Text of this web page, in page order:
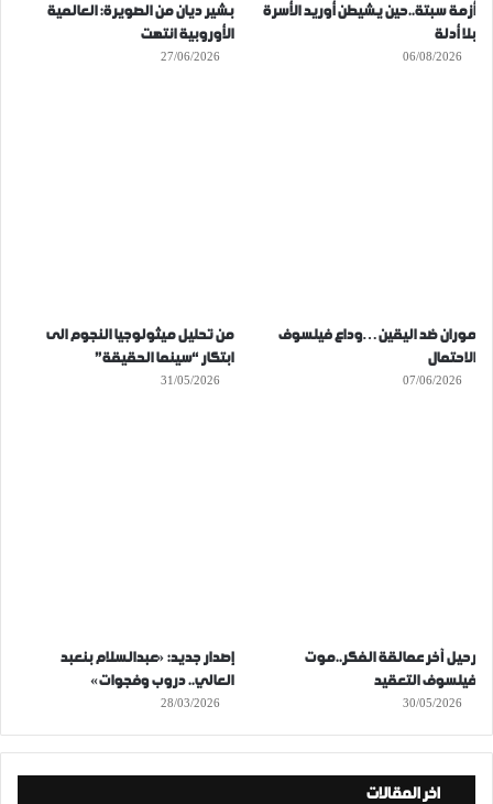
أزمة سبتة..حين يشيطن أوريد الأسرة
بلا أدلة
06/08/2026
بشير ديان من الصويرة: العالمية
الأوروبية انتهت
27/06/2026
موران ضد اليقين…وداع فيلسوف
الاحتمال
07/06/2026
من تحليل ميثولوجيا النجوم الى
ابتكار “سينما الحقيقة”
31/05/2026
رحيل آخر عمالقة الفكر..موت
فيلسوف التعقيد
30/05/2026
إصدار جديد: «عبدالسلام بنعبد
العالي.. دروب وفجوات»
28/03/2026
اخر المقالات